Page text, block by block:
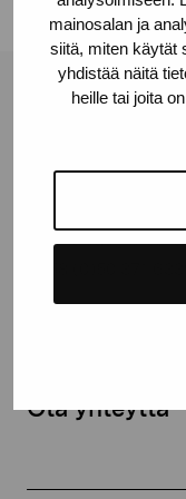
mainosalan ja
siitä, miten käytät
yhdistää näitä
heille tai joita
Pro
Ota yhteyttä